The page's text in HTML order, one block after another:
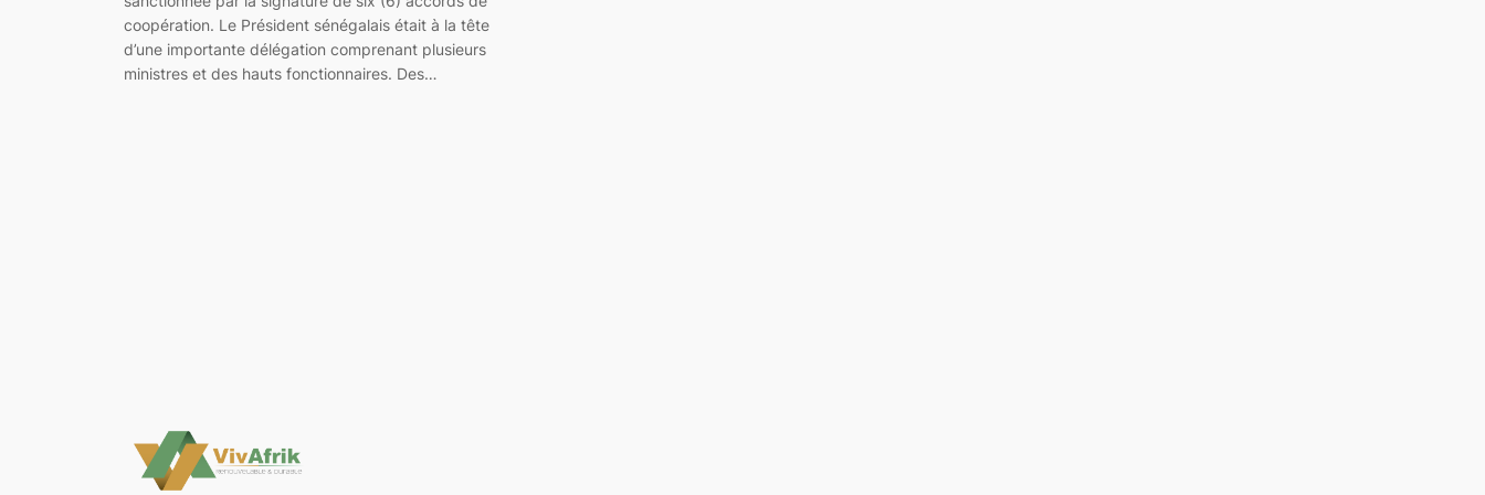
coopération. Le Président sénégalais était à la tête
d’une importante délégation comprenant plusieurs
ministres et des hauts fonctionnaires. Des…